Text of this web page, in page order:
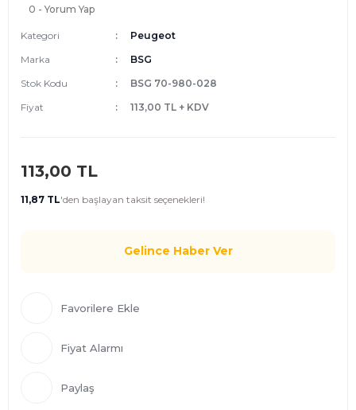
0 - Yorum Yap
Kategori
Peugeot
Marka
BSG
Stok Kodu
BSG 70-980-028
Fiyat
113,00 TL + KDV
113,00 TL
11,87 TL'den başlayan taksit seçenekleri!
Gelince Haber Ver
Fiyat Alarmı
Paylaş